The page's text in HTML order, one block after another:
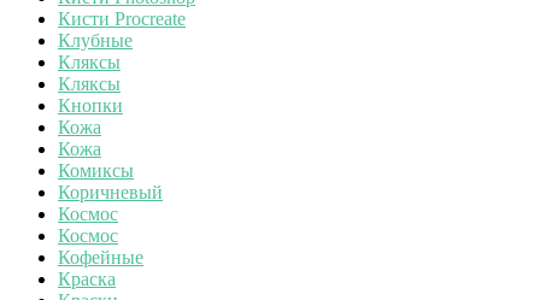
Кисти Procreate
Клубные
Кляксы
Кляксы
Кнопки
Кожа
Кожа
Комиксы
Коричневый
Космос
Космос
Кофейные
Краска